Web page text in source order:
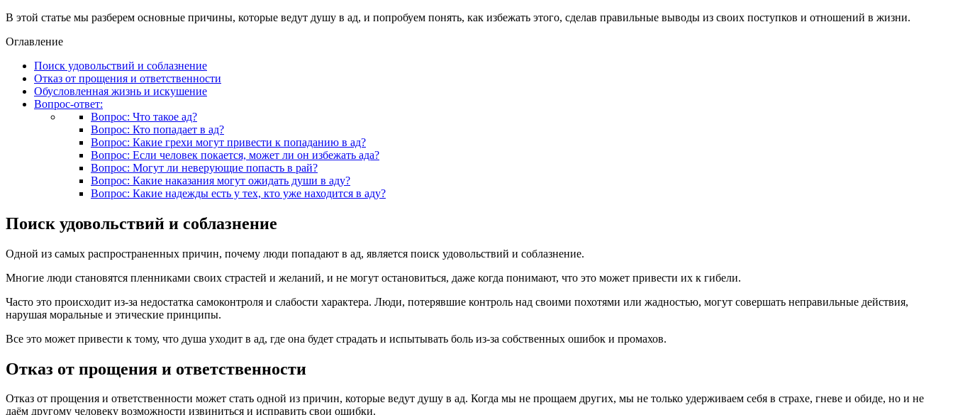
В этой статье мы разберем основные причины, которые ведут душу в ад, и попробуем понять, как избежать этого, сделав правильные выводы из своих поступков и отношений в жизни.
Оглавление
Поиск удовольствий и соблазнение
Отказ от прощения и ответственности
Обусловленная жизнь и искушение
Вопрос-ответ:
Вопрос: Что такое ад?
Вопрос: Кто попадает в ад?
Вопрос: Какие грехи могут привести к попаданию в ад?
Вопрос: Если человек покается, может ли он избежать ада?
Вопрос: Могут ли неверующие попасть в рай?
Вопрос: Какие наказания могут ожидать души в аду?
Вопрос: Какие надежды есть у тех, кто уже находится в аду?
Поиск удовольствий и соблазнение
Одной из самых распространенных причин, почему люди попадают в ад, является поиск удовольствий и соблазнение.
Многие люди становятся пленниками своих страстей и желаний, и не могут остановиться, даже когда понимают, что это может привести их к гибели.
Часто это происходит из-за недостатка самоконтроля и слабости характера. Люди, потерявшие контроль над своими похотями или жадностью, могут совершать неправильные действия,
нарушая моральные и этические принципы.
Все это может привести к тому, что душа уходит в ад, где она будет страдать и испытывать боль из-за собственных ошибок и промахов.
Отказ от прощения и ответственности
Отказ от прощения и ответственности может стать одной из причин, которые ведут душу в ад. Когда мы не прощаем других, мы не только удерживаем себя в страхе, гневе и обиде, но и не
даём другому человеку возможности извиниться и исправить свои ошибки.